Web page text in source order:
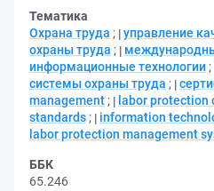
Тематика
Охрана труда ; управление
охраны труда ;
информационные технологии ;
системы охраны труда ;
management ; labor protection
standards ; information
labor protection management
ББК
65.246